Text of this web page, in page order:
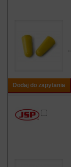
Dodaj do zapytania